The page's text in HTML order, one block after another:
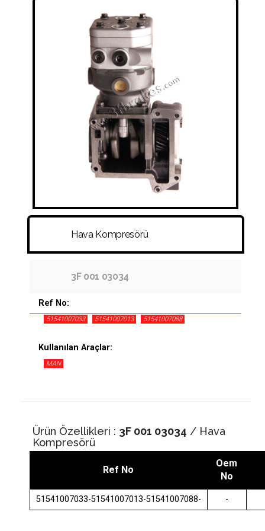
SÜSPANSIYON KÖRÜKLERI
RAKOR VE HORTUMLAR
DISK - KAMPANA - PORYA - BIJON
Hava Kompresörü
3F 001 03034
Ref No:
51541007033 51541007013 51541007088
Kullanılan Araçlar:
MAN
Ürün Özellikleri : 3F 001 03034 / Hava
Kompresörü
Ref No
Oem
No
51541007033-51541007013-51541007088- -